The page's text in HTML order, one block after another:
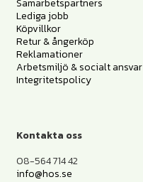
Samarbetspartners
Lediga jobb
Köpvillkor
Retur & ångerköp
Reklamationer
Arbetsmiljö & socialt ansvar
Integritetspolicy
Kontakta oss
08-564 714 42
info@hos.se